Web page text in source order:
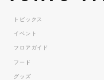
トピックス
イベント
フロアガイド
フード
グッズ